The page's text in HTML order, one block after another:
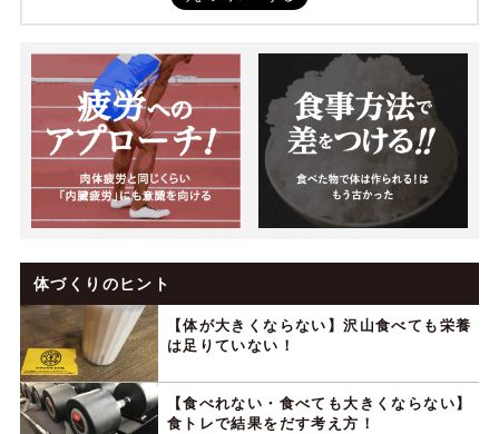
体づくりのヒント
【体が大きくならない】沢山食べても栄養
は足りていない！
【食べれない・食べても大きくならない】
食トレで結果をだす考え方！